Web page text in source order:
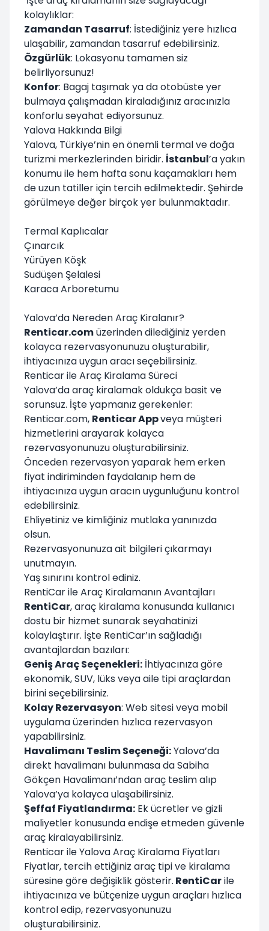
kolaylıklar:
Zamandan Tasarruf: İstediğiniz yere hızlıca
ulaşabilir, zamandan tasarruf edebilirsiniz.
Özgürlük: Lokasyonu tamamen siz
belirliyorsunuz!
Konfor: Bagaj taşımak ya da otobüste yer
bulmaya çalışmadan kiraladığınız aracınızla
konforlu seyahat ediyorsunuz.
Yalova Hakkında Bilgi
Yalova, Türkiye’nin en önemli termal ve doğa
turizmi merkezlerinden biridir. İstanbul’a yakın
konumu ile hem hafta sonu kaçamakları hem
de uzun tatiller için tercih edilmektedir. Şehirde
görülmeye değer birçok yer bulunmaktadır.
Termal Kaplıcalar
Çınarcık
Yürüyen Köşk
Sudüşen Şelalesi
Karaca Arboretumu
Yalova’da Nereden Araç Kiralanır?
Renticar.comüzerinden dilediğiniz yerden
kolayca rezervasyonunuzu oluşturabilir,
ihtiyacınıza uygun aracı seçebilirsiniz.
Renticar ile Araç Kiralama Süreci
Yalova’da araç kiralamak oldukça basit ve
sorunsuz. İşte yapmanız gerekenler:
Renticar.com, Renticar Appveya müşteri
hizmetlerini arayarak kolayca
rezervasyonunuzu oluşturabilirsiniz.
Önceden rezervasyon yaparak hem erken
fiyat indiriminden faydalanıp hem de
ihtiyacınıza uygun aracın uygunluğunu kontrol
edebilirsiniz.
Ehliyetiniz ve kimliğiniz mutlaka yanınızda
olsun.
Rezervasyonunuza ait bilgileri çıkarmayı
unutmayın.
Yaş sınırını kontrol ediniz.
RentiCar ile Araç Kiralamanın Avantajları
RentiCar, araç kiralama konusunda kullanıcı
dostu bir hizmet sunarak seyahatinizi
kolaylaştırır. İşte RentiCar’ın sağladığı
avantajlardan bazıları:
Geniş Araç Seçenekleri: İhtiyacınıza göre
ekonomik, SUV, lüks veya aile tipi araçlardan
birini seçebilirsiniz.
Kolay Rezervasyon: Web sitesi veya mobil
uygulama üzerinden hızlıca rezervasyon
yapabilirsiniz.
Havalimanı Teslim Seçeneği:Yalova’da
direkt havalimanı bulunmasa da Sabiha
Gökçen Havalimanı’ndan araç teslim alıp
Yalova’ya kolayca ulaşabilirsiniz.
Şeffaf Fiyatlandırma: Ek ücretler ve gizli
maliyetler konusunda endişe etmeden güvenle
araç kiralayabilirsiniz.
Renticar ile Yalova Araç Kiralama Fiyatları
Fiyatlar, tercih ettiğiniz araç tipi ve kiralama
süresine göre değişiklik gösterir. RentiCarile
ihtiyacınıza ve bütçenize uygun araçları hızlıca
kontrol edip, rezervasyonunuzu
oluşturabilirsiniz.